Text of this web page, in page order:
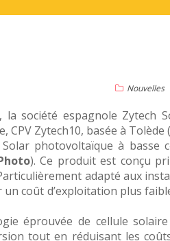
Nouvelles
la société espagnole Zytech
Zytech10, basée à Tolède
photovoltaïque à
). Ce produit est conçu
adapté aux
un coût d’exploitation plus
éprouvée de cellule
tout en réduisant les